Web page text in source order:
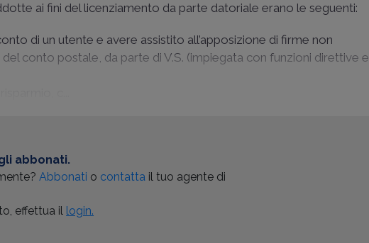
ai fini del licenziamento da parte datoriale erano le seguenti:
di un utente e avere assistito all’apposizione di firme non
conto postale, da parte di V.S. (impiegata con funzioni direttive e
abbonati.
Abbonati o contatta il tuo agente di
effettua il login.